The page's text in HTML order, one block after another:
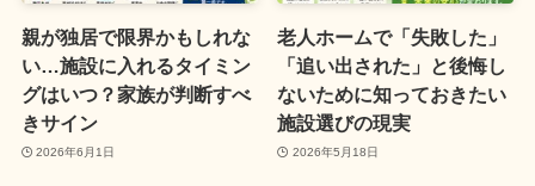
親が独居で限界かもしれな
い…施設に入れるタイミン
グはいつ？家族が判断すべ
きサイン
2026年6月1日
老人ホームで「失敗した」
「追い出された」と後悔し
ないために知っておきたい
施設選びの現実
2026年5月18日